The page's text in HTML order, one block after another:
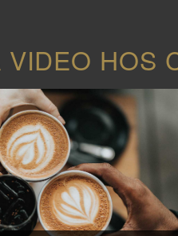
VIDEO HOS